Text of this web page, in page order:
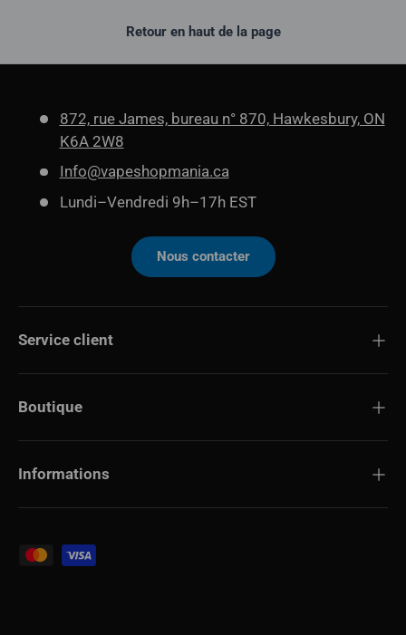
Retour en haut de la page
872, rue James, bureau n° 870, Hawkesbury, ON
K6A 2W8
Info@vapeshopmania.ca
Lundi–Vendredi 9h–17h EST
Nous contacter
Service client
Boutique
Informations
Modes de paiement acceptés